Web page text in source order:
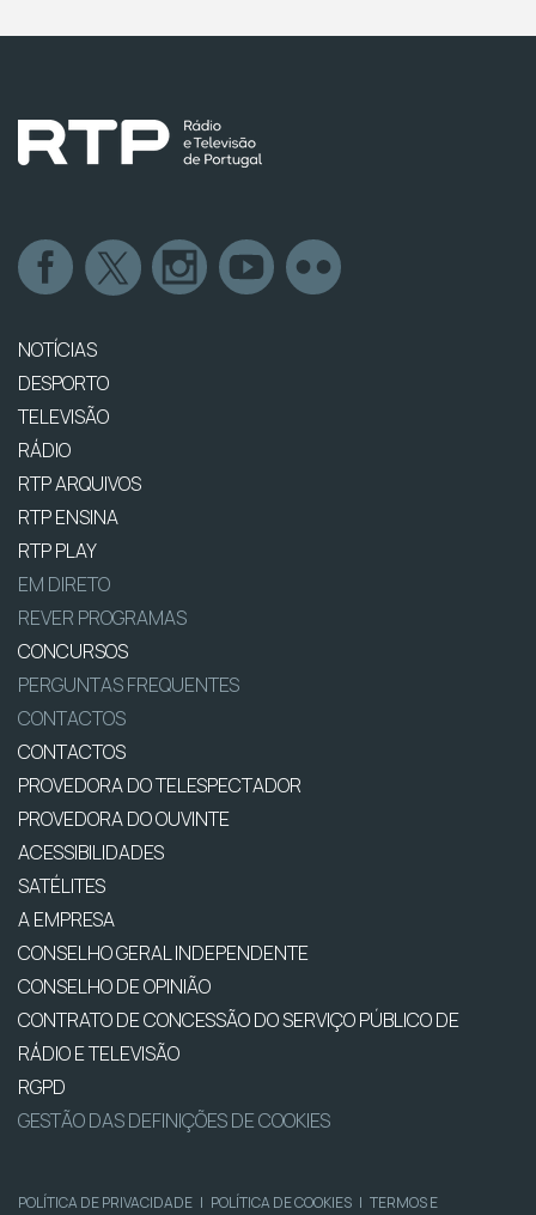
NOTÍCIAS
DESPORTO
TELEVISÃO
RÁDIO
RTP ARQUIVOS
RTP ENSINA
RTP PLAY
EM DIRETO
REVER PROGRAMAS
CONCURSOS
PERGUNTAS FREQUENTES
CONTACTOS
CONTACTOS
PROVEDORA DO TELESPECTADOR
PROVEDORA DO OUVINTE
ACESSIBILIDADES
SATÉLITES
A EMPRESA
CONSELHO GERAL INDEPENDENTE
CONSELHO DE OPINIÃO
CONTRATO DE CONCESSÃO DO SERVIÇO PÚBLICO DE
RÁDIO E TELEVISÃO
RGPD
GESTÃO DAS DEFINIÇÕES DE COOKIES
POLÍTICA DE PRIVACIDADE | POLÍTICA DE COOKIES | TERMOS E